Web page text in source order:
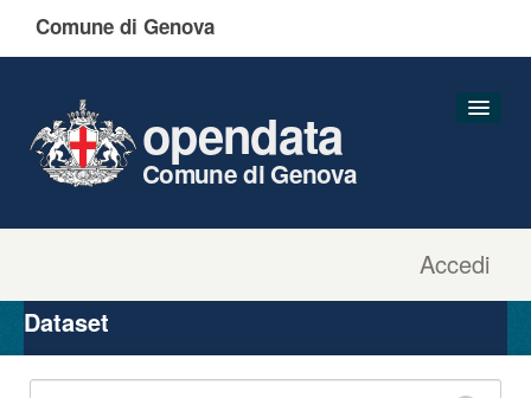
Comune di Genova
Accedi
opendata
Comune di Genova
Organizzazioni
Gruppi
Dataset